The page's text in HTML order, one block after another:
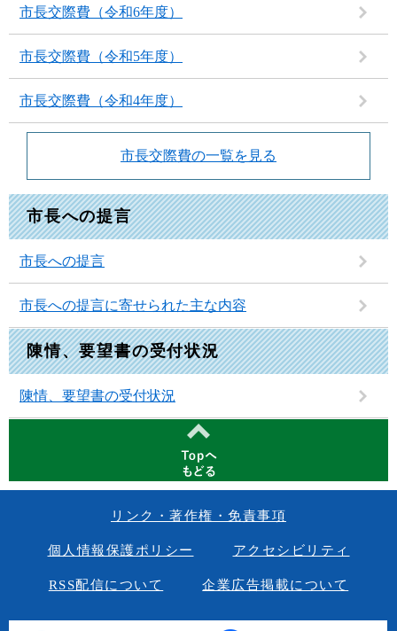
市長交際費（令和6年度）
市長交際費（令和5年度）
市長交際費（令和4年度）
市長交際費の一覧を見る
市長への提言
市長への提言
市長への提言に寄せられた主な内容
陳情、要望書の受付状況
陳情、要望書の受付状況
リンク・著作権・免責事項
個人情報保護ポリシー アクセシビリティ
RSS配信について 企業広告掲載について